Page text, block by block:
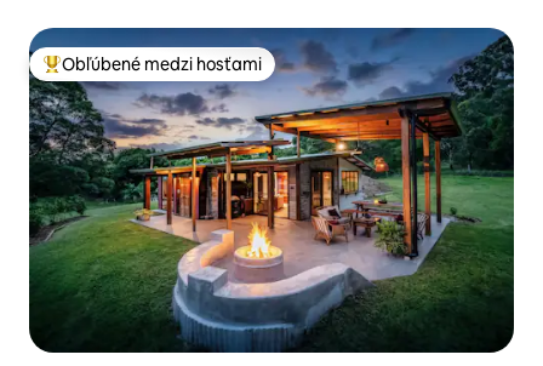
Najobľúbenejšie medzi hosťami
Obľúbené medzi hosťami